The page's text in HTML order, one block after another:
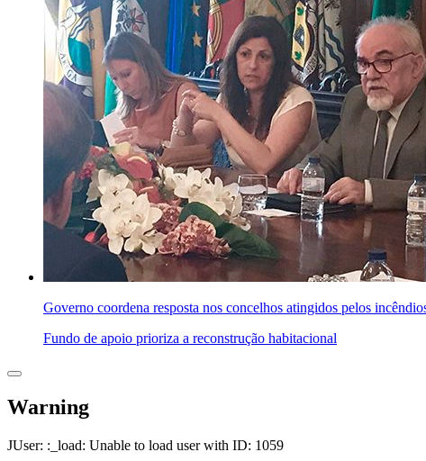
Governo coordena resposta nos concelhos atingidos pelos
Fundo de apoio prioriza a reconstrução habitacional
Warning
JUser: :_load: Unable to load user with ID: 1059